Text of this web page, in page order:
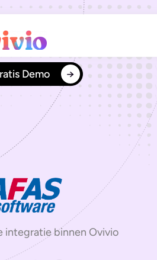
Demo
integratie binnen Ovivio